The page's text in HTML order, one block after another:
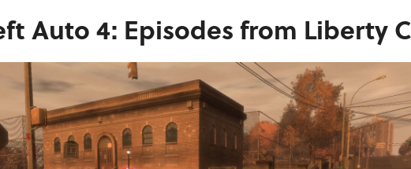
Auto 4: Episodes from Liberty